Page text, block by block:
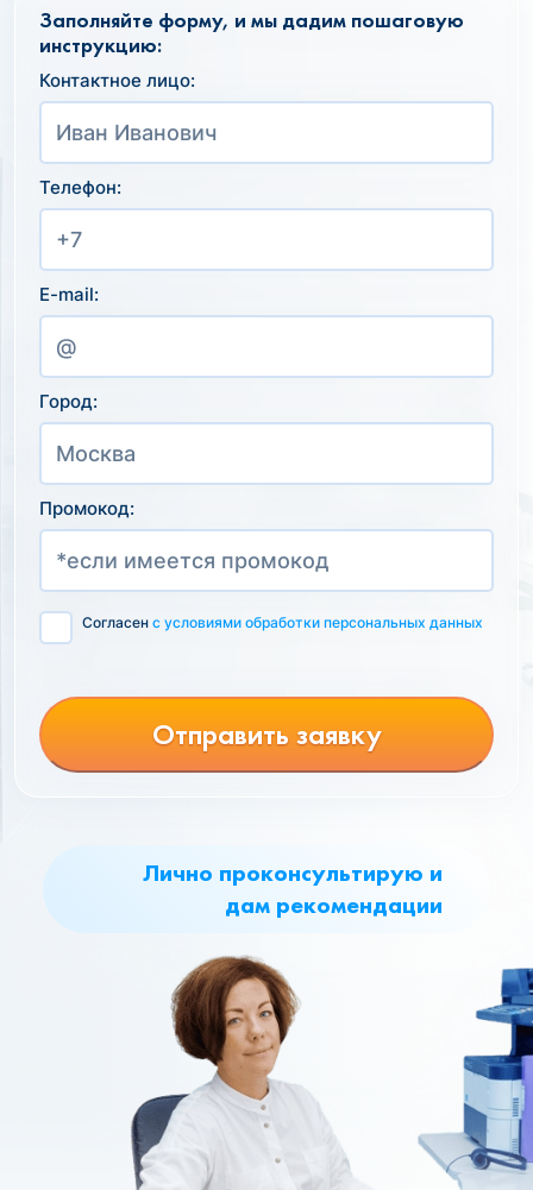
Лично проконсультирую и
дам рекомендации
Заполняйте форму, и мы дадим пошаговую
инструкцию:
Контактное лицо:
Телефон:
E-mail:
Город:
Промокод:
Согласен с условиями обработки персональных данных
Отправить заявку